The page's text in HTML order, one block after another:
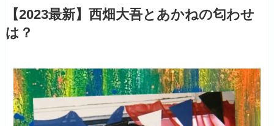
【2023最新】西畑大吾とあかねの匂わせ
は？